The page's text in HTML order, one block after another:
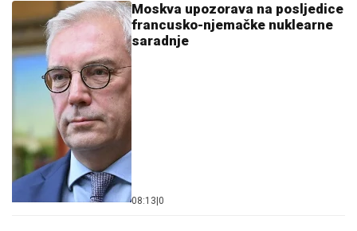
Moskva upozorava na posljedice
francusko-njemačke nuklearne
saradnje
08:13 0